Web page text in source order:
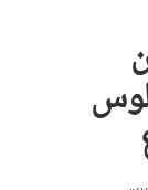
من
مهلوس